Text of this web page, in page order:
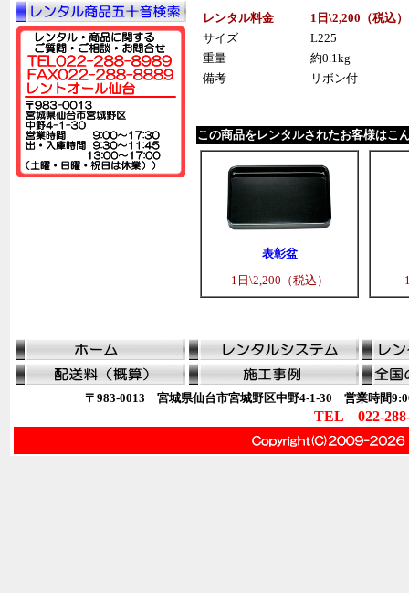
レンタル料金 1日\2,200（税込
サイズ
L225
重量
約0.1kg
備考
リボン付
この商品をレンタルされたお客様はこ
表彰盆
1日\2,200（税込）
〒983-0013 宮城県仙台市宮城野区中野4-1-30 営業時間
TEL 022-